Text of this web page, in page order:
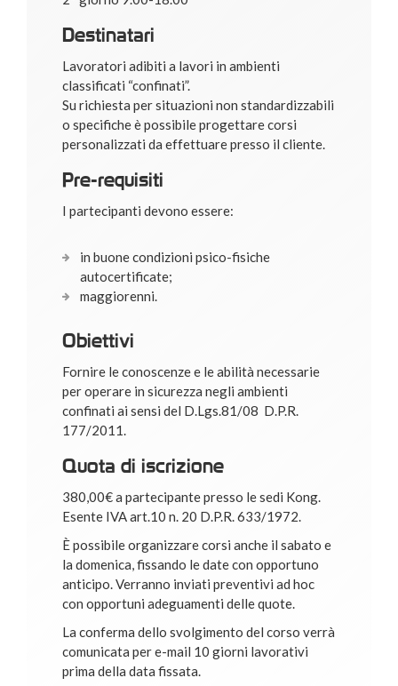
Destinatari
Lavoratori adibiti a lavori in ambienti
classificati “confinati”.
Su richiesta per situazioni non standardizzabili
o specifiche è possibile progettare corsi
personalizzati da effettuare presso il cliente.
Pre-requisiti
I partecipanti devono essere:
in buone condizioni psico-fisiche
autocertificate;
maggiorenni.
Obiettivi
Fornire le conoscenze e le abilità necessarie
per operare in sicurezza negli ambienti
confinati ai sensi del D.Lgs.81/08 D.P.R.
177/2011.
Quota di iscrizione
380,00€ a partecipante presso le sedi Kong.
Esente IVA art.10 n. 20 D.P.R. 633/1972.
È possibile organizzare corsi anche il sabato e
la domenica, fissando le date con opportuno
anticipo. Verranno inviati preventivi ad hoc
con opportuni adeguamenti delle quote.
La conferma dello svolgimento del corso verrà
comunicata per e-mail 10 giorni lavorativi
prima della data fissata.